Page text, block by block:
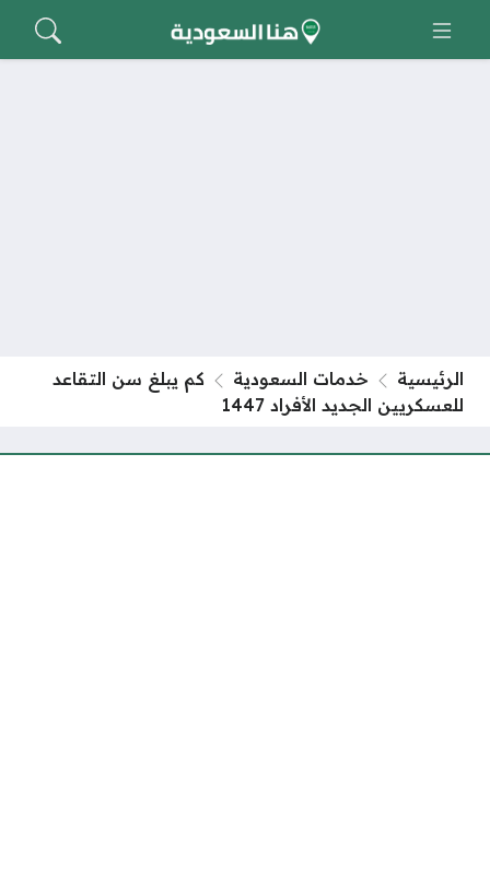
الرئيسية خدمات السعودية
كم يبلغ سن التقاعد
للعسكريين الجديد الأفراد 1447